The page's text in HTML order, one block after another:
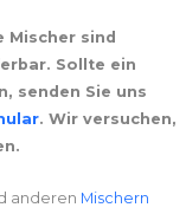
sind
Sollte ein
senden Sie uns
. Wir versuchen,
anderen Mischern